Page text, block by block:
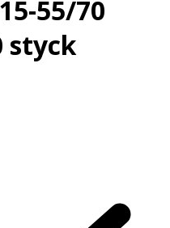
55/70
styck